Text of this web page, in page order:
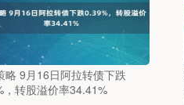
略 9月16日阿拉转债下跌
，转股溢价率34.41%